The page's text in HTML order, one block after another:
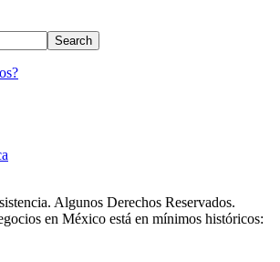
Algunos Derechos Reservados.
en México está en mínimos históricos: